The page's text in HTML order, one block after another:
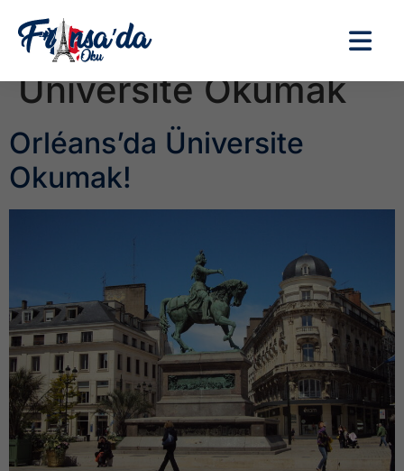
Etiket:Orleans’da
Üniversite Okumak
Orléans’da Üniversite
Okumak!